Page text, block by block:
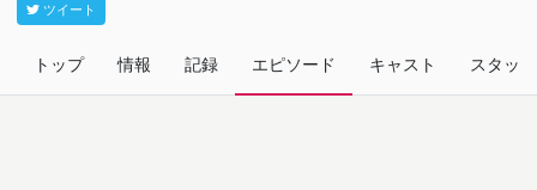
ツイート
トップ 情報 記録 エピソード キャスト スタッフ